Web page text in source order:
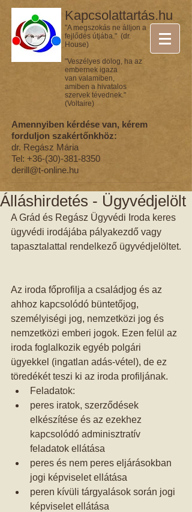
Kapcsolattartás.hu
"A megszokás ne álljon a
fejlődés útjába." (dr.
House)
"Veszélyes dolog, ha az
embernek igaza
van valamiben,
amiben a hivatalos
szervek tévednek."
(Voltaire)
Amennyiben kérdése van, kérem
forduljon szakértőnkhöz:
dr. Regász Mária
Tel: +36-(30)-381-8350
derill@t-online.hu
Álláshirdetés - Ügyvédjelölt
A Grád és Regász Ügyvédi Iroda keres
ügyvédi irodájába pályakezdő vagy
tapasztalattal rendelkező ügyvédjelöltet.
Az iroda főprofilja a családjog és az
ahhoz kapcsolódó büntetőjog,
személyiségi jog, nemzetközi jog és
nemzetközi emberi jogok. Ezen felül az
iroda foglalkozik egyéb polgári
ügyekkel (ingatlan adás-vétel), de ez
töredékét teszi ki az iroda profiljának.
Feladatok:
peres iratok, szerződések
elkészítése és az ezekhez
kapcsolódó adminisztratív
feladatok ellátása
peres és nem peres eljárásokban
jogi képviselet ellátása
peren kívüli tárgyalások során jogi
képviselet ellátása